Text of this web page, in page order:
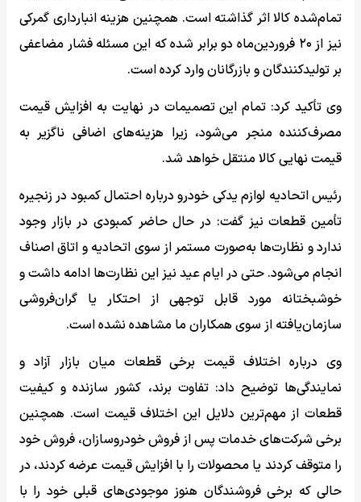
تمام‌شده کالا اثر گذاشته است. همچنین هزینه انبارداری گمرکی
نیز از ۲۰ فروردین‌ماه دو برابر شده که این مسئله فشار مضاعفی
بر تولیدکنندگان و بازرگانان وارد کرده است.
وی تأکید کرد: تمام این تصمیمات در نهایت به افزایش قیمت
مصرف‌کننده منجر می‌شود، زیرا هزینه‌های اضافی ناگزیر به
قیمت نهایی کالا منتقل خواهد شد.
رئیس اتحادیه لوازم یدکی خودرو درباره احتمال کمبود در زنجیره
تأمین قطعات نیز گفت: در حال حاضر کمبودی در بازار وجود
ندارد و نظارت‌ها به‌صورت مستمر از سوی اتحادیه و اتاق اصناف
انجام می‌شود. حتی در ایام عید نیز این نظارت‌ها ادامه داشت و
خوشبختانه مورد قابل توجهی از احتکار یا گران‌فروشی
سازمان‌یافته از سوی همکاران ما مشاهده نشده است.
وی درباره اختلاف قیمت برخی قطعات میان بازار آزاد و
نمایندگی‌ها توضیح داد: تفاوت برند، کشور سازنده و کیفیت
قطعات از مهم‌ترین دلایل این اختلاف قیمت است. همچنین
برخی شرکت‌های خدمات پس از فروش خودروسازان، فروش خود
را متوقف کردند یا محصولات را با افزایش قیمت عرضه کردند، در
حالی که برخی فروشندگان هنوز موجودی‌های قبلی خود را با